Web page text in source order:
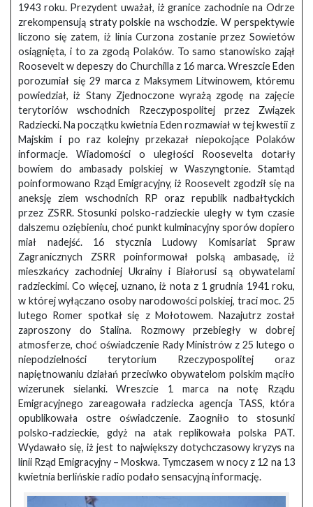
1943 roku. Prezydent uważał, iż granice zachodnie na Odrze
zrekompensują straty polskie na wschodzie. W perspektywie
liczono się zatem, iż linia Curzona zostanie przez Sowietów
osiągnięta, i to za zgodą Polaków. To samo stanowisko zajął
Roosevelt w depeszy do Churchilla z 16 marca. Wreszcie Eden
porozumiał się 29 marca z Maksymem Litwinowem, któremu
powiedział, iż Stany Zjednoczone wyrażą zgodę na zajęcie
terytoriów wschodnich Rzeczypospolitej przez Związek
Radziecki. Na początku kwietnia Eden rozmawiał w tej kwestii z
Majskim i po raz kolejny przekazał niepokojące Polaków
informacje. Wiadomości o uległości Roosevelta dotarły
bowiem do ambasady polskiej w Waszyngtonie. Stamtąd
poinformowano Rząd Emigracyjny, iż Roosevelt zgodził się na
aneksję ziem wschodnich RP oraz republik nadbałtyckich
przez ZSRR. Stosunki polsko-radzieckie uległy w tym czasie
dalszemu oziębieniu, choć punkt kulminacyjny sporów dopiero
miał nadejść. 16 stycznia Ludowy Komisariat Spraw
Zagranicznych ZSRR poinformował polską ambasadę, iż
mieszkańcy zachodniej Ukrainy i Białorusi są obywatelami
radzieckimi. Co więcej, uznano, iż nota z 1 grudnia 1941 roku,
w której wyłączano osoby narodowości polskiej, traci moc. 25
lutego Romer spotkał się z Mołotowem. Nazajutrz został
zaproszony do Stalina. Rozmowy przebiegły w dobrej
atmosferze, choć oświadczenie Rady Ministrów z 25 lutego o
niepodzielności terytorium Rzeczypospolitej oraz
napiętnowaniu działań przeciwko obywatelom polskim mąciło
wizerunek sielanki. Wreszcie 1 marca na notę Rządu
Emigracyjnego zareagowała radziecka agencja TASS, która
opublikowała ostre oświadczenie. Zaogniło to stosunki
polsko-radzieckie, gdyż na atak replikowała polska PAT.
Wydawało się, iż jest to największy dotychczasowy kryzys na
linii Rząd Emigracyjny – Moskwa. Tymczasem w nocy z 12 na 13
kwietnia berlińskie radio podało sensacyjną informację.